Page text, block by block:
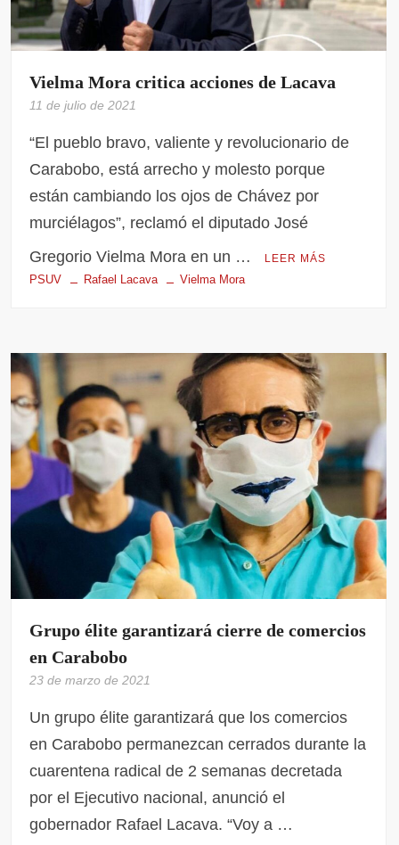
Vielma Mora critica acciones de Lacava
11 de julio de 2021
“El pueblo bravo, valiente y revolucionario de
Carabobo, está arrecho y molesto porque
están cambiando los ojos de Chávez por
murciélagos”, reclamó el diputado José
Gregorio Vielma Mora en un …
LEER MÁS
PSUV Rafael Lacava Vielma Mora
Grupo élite garantizará cierre de comercios
en Carabobo
23 de marzo de 2021
Un grupo élite garantizará que los comercios
en Carabobo permanezcan cerrados durante la
cuarentena radical de 2 semanas decretada
por el Ejecutivo nacional, anunció el
gobernador Rafael Lacava. “Voy a …